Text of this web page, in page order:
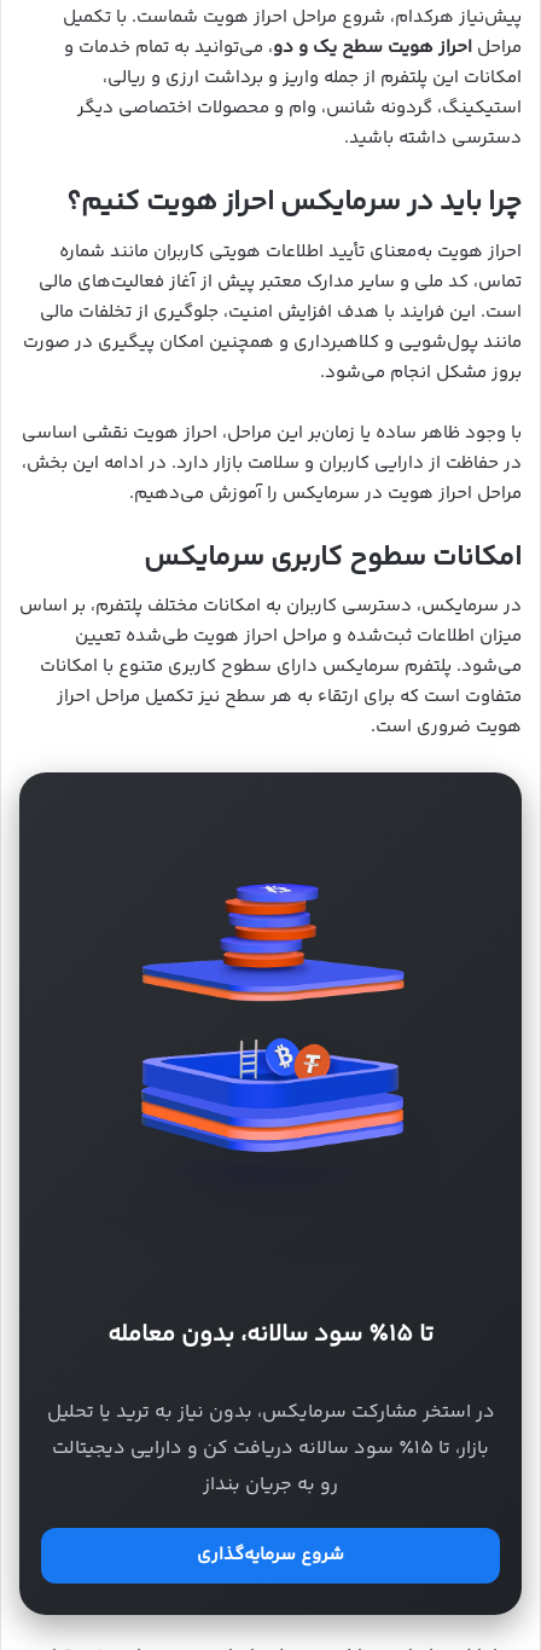
پیش‌نیاز هرکدام، شروع مراحل احراز هویت شماست. با تکمیل
مراحل احراز هویت سطح یک و دو، می‌توانید به تمام خدمات و
امکانات این پلتفرم از جمله واریز و برداشت ارزی و ریالی،
استیکینگ، گردونه شانس، وام و محصولات اختصاصی دیگر
دسترسی داشته باشید.
چرا باید در سرمایکس احراز هویت کنیم؟
احراز هویت به‌معنای تأیید اطلاعات هویتی کاربران مانند شماره
تماس، کد ملی و سایر مدارک معتبر پیش از آغاز فعالیت‌های مالی
است. این فرایند با هدف افزایش امنیت، جلوگیری از تخلفات مالی
مانند پول‌شویی و کلاهبرداری و همچنین امکان پیگیری در صورت
بروز مشکل انجام می‌شود.
با وجود ظاهر ساده یا زمان‌بر این مراحل، احراز هویت نقشی اساسی
در حفاظت از دارایی کاربران و سلامت بازار دارد. در ادامه این بخش،
مراحل احراز هویت در سرمایکس را آموزش می‌دهیم.
امکانات سطوح کاربری سرمایکس
در سرمایکس، دسترسی کاربران به امکانات مختلف پلتفرم، بر اساس
میزان اطلاعات ثبت‌شده و مراحل احراز هویت طی‌شده تعیین
می‌شود. پلتفرم سرمایکس دارای سطوح کاربری متنوع با امکانات
متفاوت است که برای ارتقاء به هر سطح نیز تکمیل مراحل احراز
هویت ضروری است.
تا ۱۵٪ سود سالانه، بدون معامله
در استخر مشارکت سرمایکس، بدون نیاز به ترید یا تحلیل
بازار، تا ۱۵٪ سود سالانه دریافت کن و دارایی دیجیتالت
رو به جریان بنداز
شروع سرمایه‌گذاری